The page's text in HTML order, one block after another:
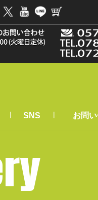
| SNS | お問